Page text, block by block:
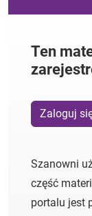
Ten
Zaloguj
Szanowni
część
portalu jest